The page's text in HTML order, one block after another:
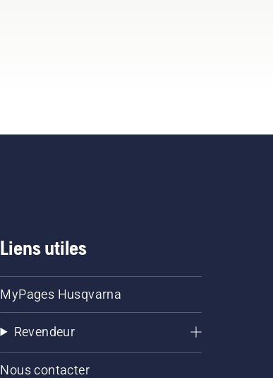
Liens utiles
MyPages Husqvarna
Revendeur
Nous contacter